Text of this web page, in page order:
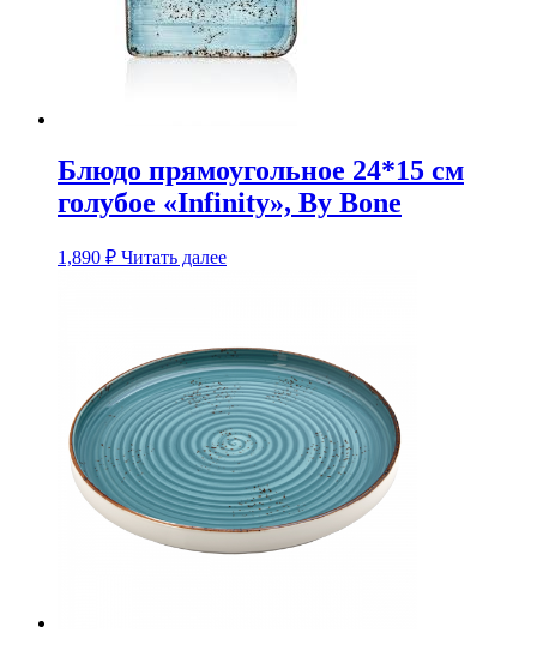
Блюдо прямоугольное 24*15 см
голубое «Infinity», By Bone
1,890 ₽ Читать далее